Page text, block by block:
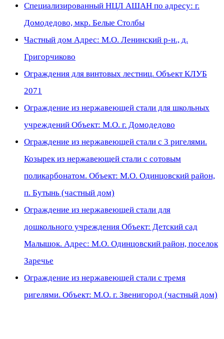
Специализированный НЦЛ АШАН по адресу: г.
Домодедово, мкр. Белые Столбы
Частный дом Адрес: М.О. Ленинский р-н., д.
Григорчиково
Ограждения для винтовых лестниц. Объект КЛУБ
2071
Ограждение из нержавеющей стали для школьных
учреждений Объект: М.О. г. Домодедово
Ограждение из нержавеющей стали с 3 ригелями.
Козырек из нержавеющей стали с сотовым
поликарбонатом. Объект: М.О. Одинцовский район,
п. Бутынь (частный дом)
Ограждение из нержавеющей стали для
дошкольного учреждения Объект: Детский сад
Малышок. Адрес: М.О. Одинцовский район, поселок
Заречье
Ограждение из нержавеющей стали с тремя
ригелями. Объект: М.О. г. Звенигород (частный дом)